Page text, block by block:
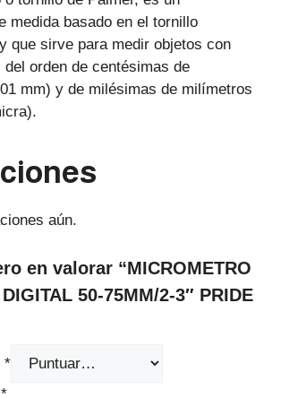
medida basado en el tornillo
que sirve para medir objetos con
orden de centésimas de
mm) y de milésimas de milímetros
aún.
en valorar “MICROMETRO
50-75MM/2-3″ PRIDE
*
*